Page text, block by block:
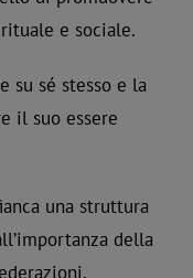
e sociale.
su sé stesso e la
il suo essere
una struttura
della